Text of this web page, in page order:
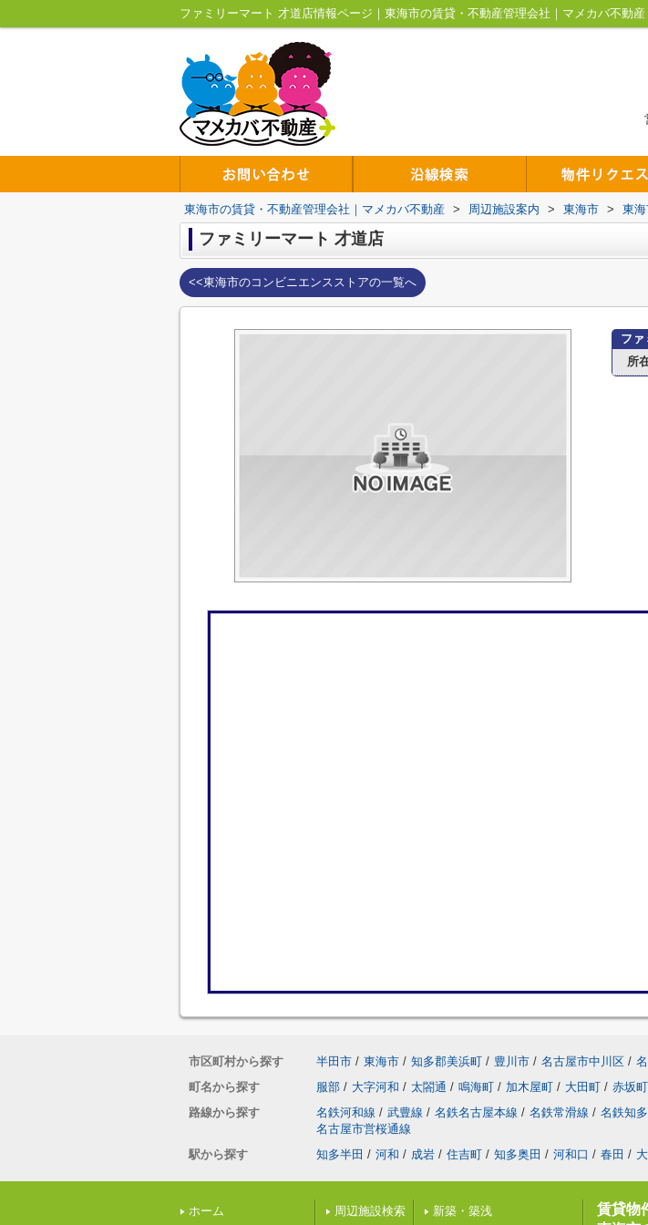
ファミリーマート 才道店情報ページ｜東海市の賃貸・不動産管理会社｜マメカバ不動産
東海市の賃貸・不動産管理会社｜マメカバ不動産 > 周辺施設案内 > 東海市 > 東
ファミリーマート 才道店
<<東海市のコンビニエンスストアの一覧へ
ファ
所
市区町村から探す 半田市 / 東海市 / 知多郡美浜町 / 豊川市 / 名古屋市中川区 /
町名から探す
服部 / 大字河和 / 太閤通 / 鳴海町 / 加木屋町 / 大田町 / 赤坂町
路線から探す
名鉄河和線 / 武豊線 / 名鉄名古屋本線 / 名鉄常滑線 / 名鉄知
名古屋市営桜通線
駅から探す
知多半田 / 河和 / 成岩 / 住吉町 / 知多奥田 / 河和口 / 春田 /
ホーム 周辺施設検索 新築・築浅
賃貸物